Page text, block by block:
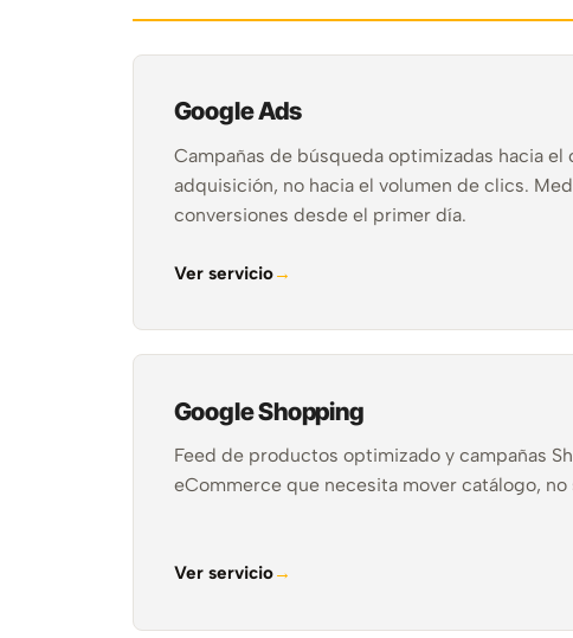
Google Ads
Campañas de búsqueda optimizadas hacia el
adquisición, no hacia el volumen de clics.
conversiones desde el primer día.
Ver servicio
Google Shopping
Feed de productos optimizado y campañas
eCommerce que necesita mover catálogo,
Ver servicio